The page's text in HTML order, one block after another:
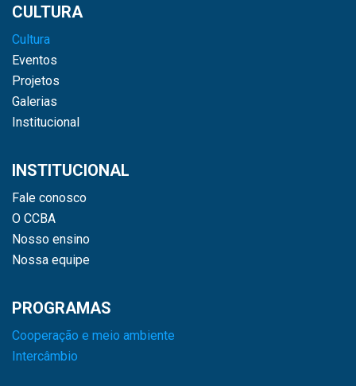
CULTURA
Cultura
Eventos
Projetos
Galerias
Institucional
INSTITUCIONAL
Fale conosco
O CCBA
Nosso ensino
Nossa equipe
PROGRAMAS
Cooperação e meio ambiente
Intercâmbio